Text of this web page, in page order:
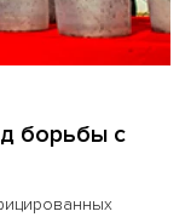
борьбы с